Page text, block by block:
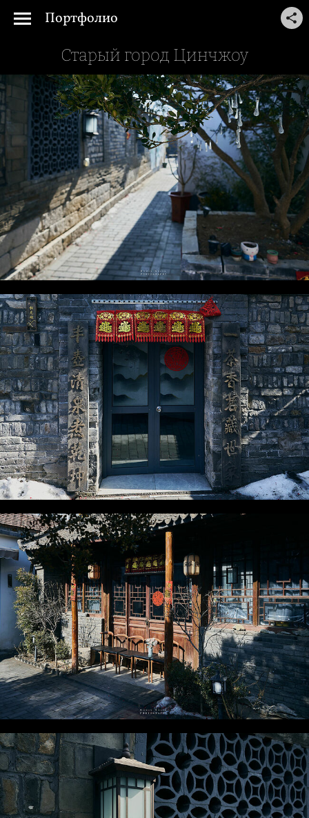
Портфолио
Старый город Цинчжоу